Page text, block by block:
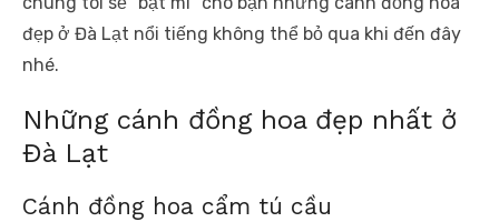
đẹp ở Đà Lạt nổi tiếng không thể bỏ qua khi đến đây
nhé.
Những cánh đồng hoa đẹp nhất ở
Đà Lạt
Cánh đồng hoa cẩm tú cầu